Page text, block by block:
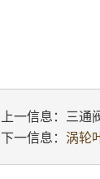
上一信息： 三通
下一信息： 涡轮